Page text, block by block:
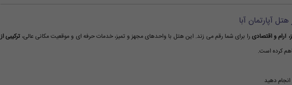
آپارتمان آبا
آرام و اقتصادی را برای شما رقم می زند. این هتل با واحدهای مجهز و تمیز، خدمات حرفه ای و موقعیت مکانی عالی،ترکیبی از
کرده است.
دهید